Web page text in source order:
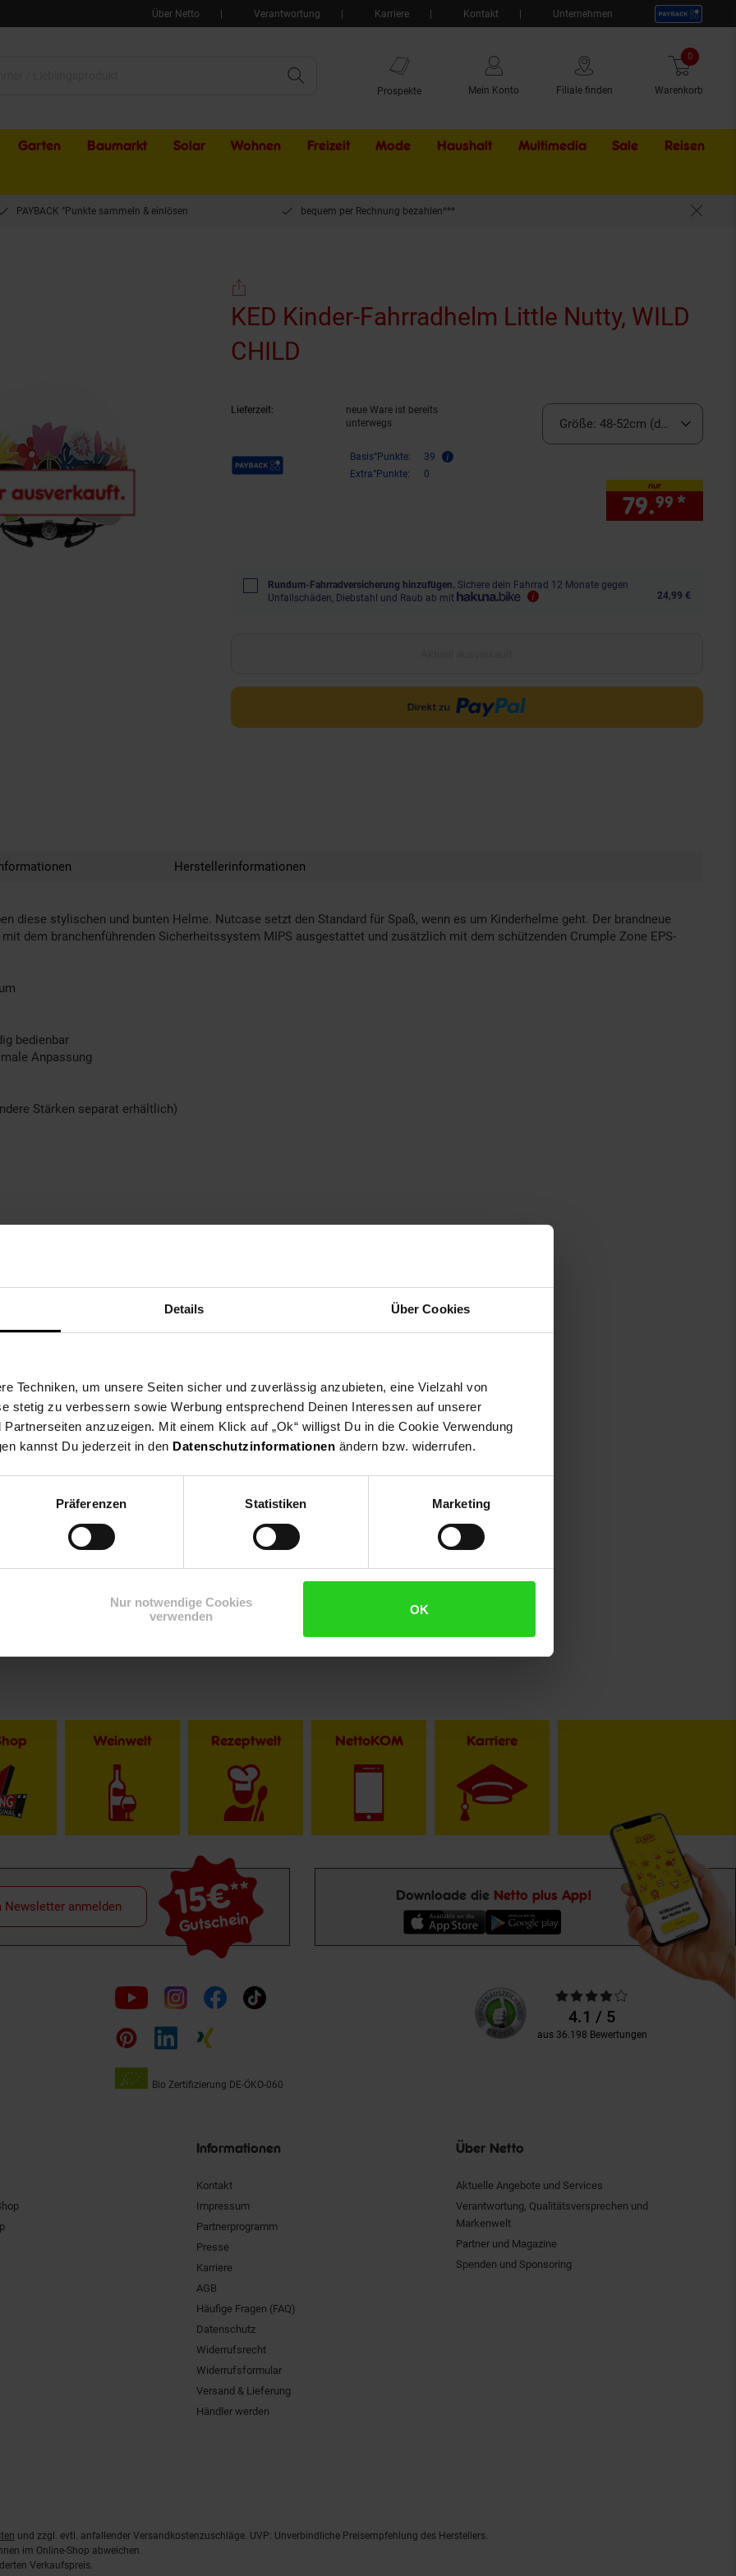
Details Über Cookies
Techniken, um unsere Seiten sicher und zuverlässig anzubieten, eine Vielzahl von
stetig zu verbessern sowie Werbung entsprechend Deinen Interessen auf unserer
anzuzeigen. Mit einem Klick auf „Ok“ willigst Du in die Cookie Verwendung
kannst Du jederzeit in den Datenschutzinformationen ändern bzw. widerrufen.
Präferenzen Statistiken Marketing
Nur notwendige Cookies
verwenden
OK
Über Netto Verantwortung Karriere Kontakt Unternehmen
Prospekte Mein Konto Filiale finden Warenkorb
0 Artikel
Garten Baumarkt Solar Wohnen Freizeit Mode Haushalt Multimedia Sale Externer
Reisen
PAYBACK °Punkte sammeln & einlösen bequem per Rechnung bezahlen***
KED Kinder-Fahrradhelm Little Nutty, WILD
CHILD
Lieferzeit:
neue Ware ist bereits
unterwegs
Payback Punkte Basis°Punkte:
39
Extra°Punkte:
0
Größe:48-52cm (derzeit
nur
79.99 *
Rundum-Fahrradversicherung hinzufügen. Sichere dein Fahrrad 12 Monate gegen
Unfallschäden, Diebstahl und Raub ab mit
24,99 €
Herstellerinformationen
diese stylischen und bunten Helme. Nutcase setzt den Standard für Spaß, wenn es um Kinderhelme geht. Der brandneue
dem branchenführenden Sicherheitssystem MIPS ausgestattet und zusätzlich mit dem schützenden Crumple Zone EPS-
bedienbar
Anpassung
Stärken separat erhältlich)
Weinwelt Rezeptwelt NettoKOM Karriere
15€**
Gutschein
Newsletter anmelden
Downloade die Netto plus App!
Folge
uns
auf
Bio Zertifizierung DE-ÖKO-060
Unsere
Kundenbewertungen
Durchschnittliche
Bewertungen4.1 / 5
aus 36.198 Bewertungen
Informationen
Kontakt
Impressum
Partnerprogramm
Presse
Karriere
AGB
Häufige Fragen (FAQ)
Datenschutz
Widerrufsrecht
Widerrufsformular
Versand & Lieferung
Händler werden
Über Netto
Aktuelle Angebote und Services
Verantwortung, Qualitätsversprechen und
Markenwelt
Partner und Magazine
Spenden und Sponsoring
und zzgl. evtl. anfallender Versandkostenzuschläge. UVP: Unverbindliche Preisempfehlung des Herstellers.
im Online-Shop abweichen.
Verkaufspreis.